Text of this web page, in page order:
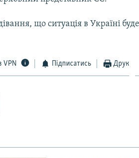
що ситуація в Україні
VPN Підписатись Друк